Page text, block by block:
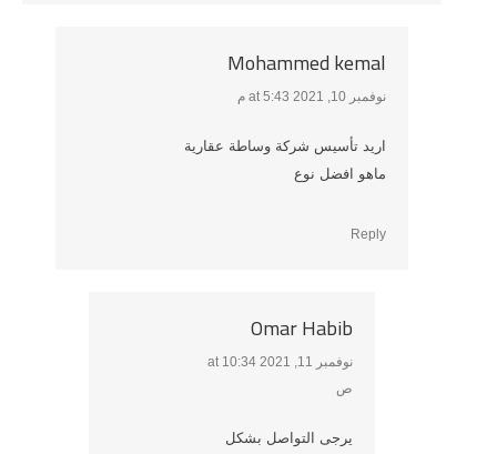
Mohammed kemal
says:
نوفمبر 10, 2021 at 5:43 م
اريد تأسيس شركة وساطة عقارية
ماهو افضل نوع
Reply
Omar Habib
says:
نوفمبر 11, 2021 at 10:34
ص
يرجى التواصل بشكل